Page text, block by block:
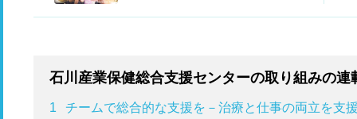
石川産業保健総合支援センターの取り組みの連
1
チームで総合的な支援を－治療と仕事の両立を支